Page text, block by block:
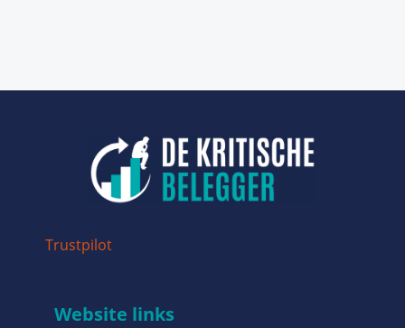
Trustpilot
Website links